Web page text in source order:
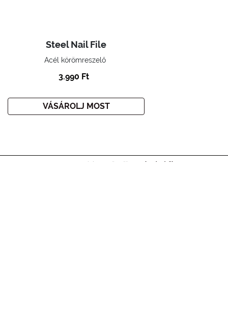
Steel Nail File
Acél körömreszelő
3.990 Ft
VÁSÁROLJ MOST